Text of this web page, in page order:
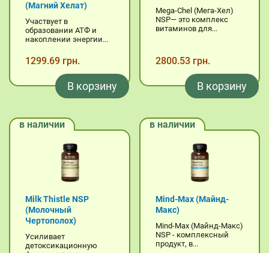
(Магний Хелат)
Участвует в
образовании АТФ и
накоплении энергии...
1299.69 грн.
В корзину
Mega-Chel (Мега-Хел)
NSP— это комплекс
витаминов для...
2800.53 грн.
В корзину
в наличии
Milk Thistle NSP
(Молочный
Чертополох)
Усиливает
детоксикационную
в наличии
Mind-Max (Майнд-
Макс)
Mind-Max (Майнд-Макс)
NSP - комплексный
продукт, в...